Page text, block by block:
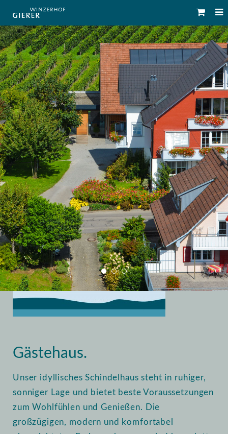
Gästehaus.
Unser idyllisches Schindelhaus steht in ruhiger,
sonniger Lage und bietet beste Voraussetzungen
zum Wohlfühlen und Genießen. Die
großzügigen, modern und komfortabel